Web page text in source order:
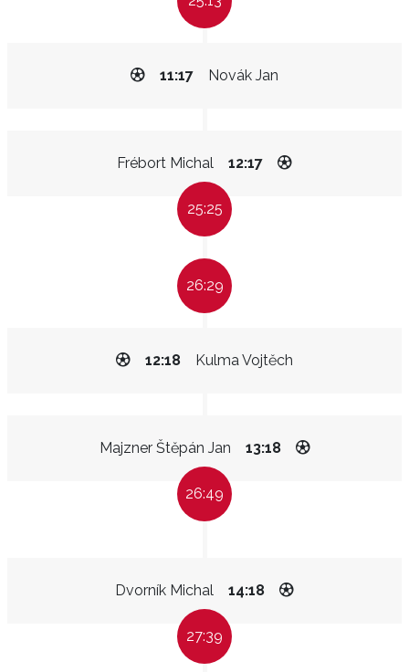
Novák Jan
11:17
Frébort Michal 12:17
25:25
26:29
Kulma Vojtěch
12:18
Majzner Štěpán Jan 13:18
26:49
Dvorník Michal 14:18
27:39